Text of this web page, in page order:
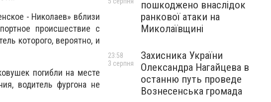
- Николаев» вблизи
происшествие с
которого, вероятно, и
погибли на месте
водитель фургона не
пошкоджено внаслідок
ранкової атаки на
Миколаївщині
Захисника України
Олександра Нагайцева в
останню путь проведе
Вознесенська громада
23:58
3 серпня